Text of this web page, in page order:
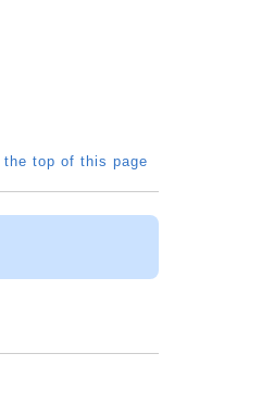
the top of this page